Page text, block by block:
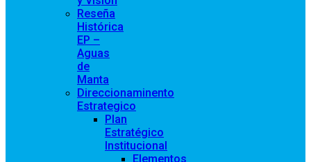
Reseña
Histórica
EP –
Aguas
de
Manta
Direccionaminento
Estrategico
Plan
Estratégico
Institucional
Elementos